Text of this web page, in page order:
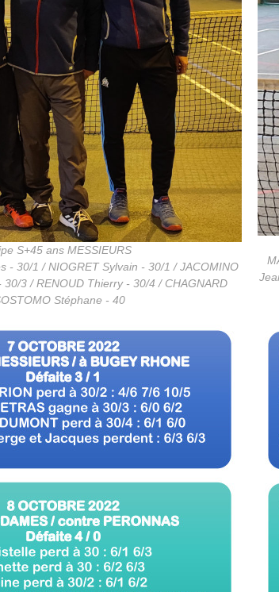
S+45 ans MESSIEURS
- 30/1 / NIOGRET Sylvain - 30/1 / JACOMINO
3 / RENOUD Thierry - 30/4 / CHAGNARD
Stéphane - 40